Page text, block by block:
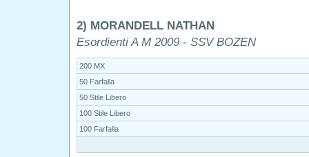
2) MORANDELL NATHAN
Esordienti A M 2009 - SSV BOZEN
200 MX
50 Farfalla
50 Stile Libero
100 Stile Libero
100 Farfalla